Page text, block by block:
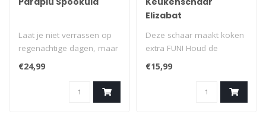
Laat je niet verrassen op
regenachtige dagen, maar
omarm de duisternis met
de Sp..
€24,99
Elizabat
Deze schaar maakt koken
extra FUN! Houd de
vleermuisschaar van Ototo
wel stevig ..
€15,99